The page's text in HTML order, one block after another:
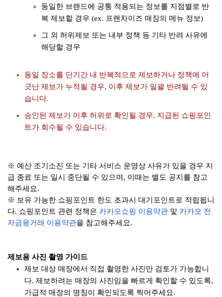
동일한 브랜드에 공통 적용되는 정보를 지점별로 반
복 제보할 경우 (ex. 프랜차이즈 매장의 메뉴 정보)
그 외 허위제보 또는 내부 정책 등 기타 반려 사유에
해당할 경우
동일 장소를 단기간 내 반복적으로 제보하거나 정책에 어
긋난 제보가 누적될 경우, 이후 제보가 일괄 반려될 수 있
습니다.
승인된 제보가 이후 허위로 확인될 경우, 지급된 쇼핑포인
트가 회수될 수 있습니다.
※ 예산 조기소진 또는 기타 서비스 운영상 사유가 있을 경우 지
급 종료 또는 일시 중단될 수 있으며, 이때는 별도 공지를 참고
해주세요.
※ 보유 가능한 쇼핑포인트 한도 초과시 대기포인트로 적립됩니
다. 쇼핑포인트 관련 정책은 카카오쇼핑 이용약관 및 카카오 전
자금융거래 이용약관을 참고해주세요.
제보용 사진 촬영 가이드
제보 대상 매장에서 직접 촬영한 사진만 검토가 가능합니
다. 제보하려는 매장의 사진임을 빠르게 확인할 수 있도록,
가급적 매장의 명칭이 확인되도록 찍어주세요.